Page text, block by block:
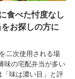
食べた忖度なし
お探しの方に
二次使用される場
味の宅配弁当が多い
味は濃い目」と評